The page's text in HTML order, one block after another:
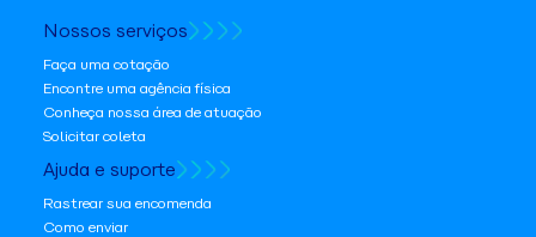
Nossos serviços
Faça uma cotação
Encontre uma agência física
Conheça nossa área de atuação
Solicitar coleta
Ajuda e suporte
Rastrear sua encomenda
Como enviar